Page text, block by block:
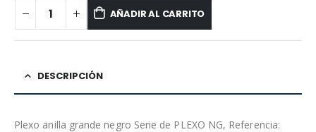
AÑADIR AL CARRITO
DESCRIPCIÓN
Plexo anilla grande negro Serie de PLEXO NG, Referencia: